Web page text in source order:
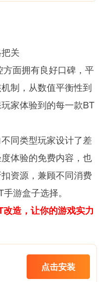
关
面拥有良好口碑，平
制，从数值平衡性到
家体验到的每一款BT
同类型玩家设计了差
体验的免费内容，也
资源，兼顾不同消费
游盒子选择。
造，让你的游戏实力
点击安装